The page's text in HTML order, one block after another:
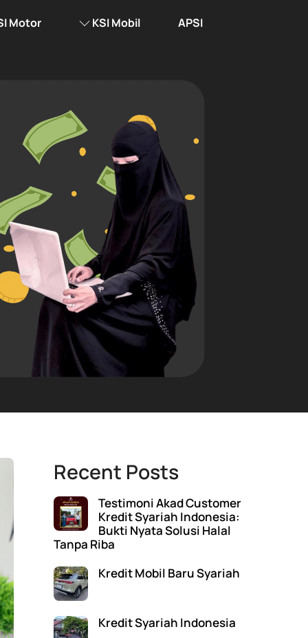
Motor KSI Mobil APSI
Recent Posts
Testimoni Akad Customer
Kredit Syariah Indonesia:
Bukti Nyata Solusi Halal
Tanpa Riba
Kredit Mobil Baru Syariah
Kredit Syariah Indonesia